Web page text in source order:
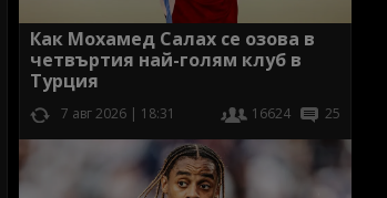
Как Мохамед Салах се озова в
четвъртия най-голям клуб в
Турция
7 авг 2026 | 18:31 16624 25